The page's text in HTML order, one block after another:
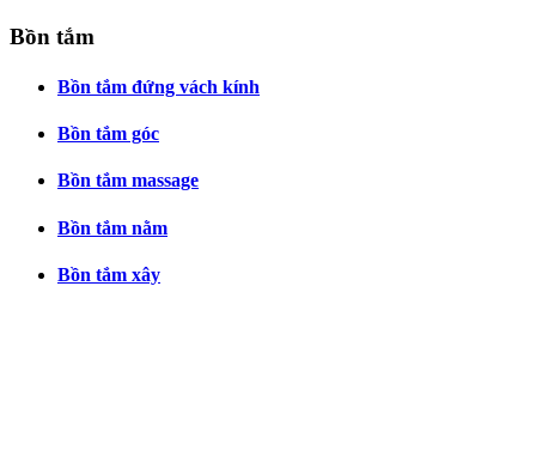
Bồn tắm
Bồn tắm đứng vách kính
Bồn tắm góc
Bồn tắm massage
Bồn tắm nằm
Bồn tắm xây